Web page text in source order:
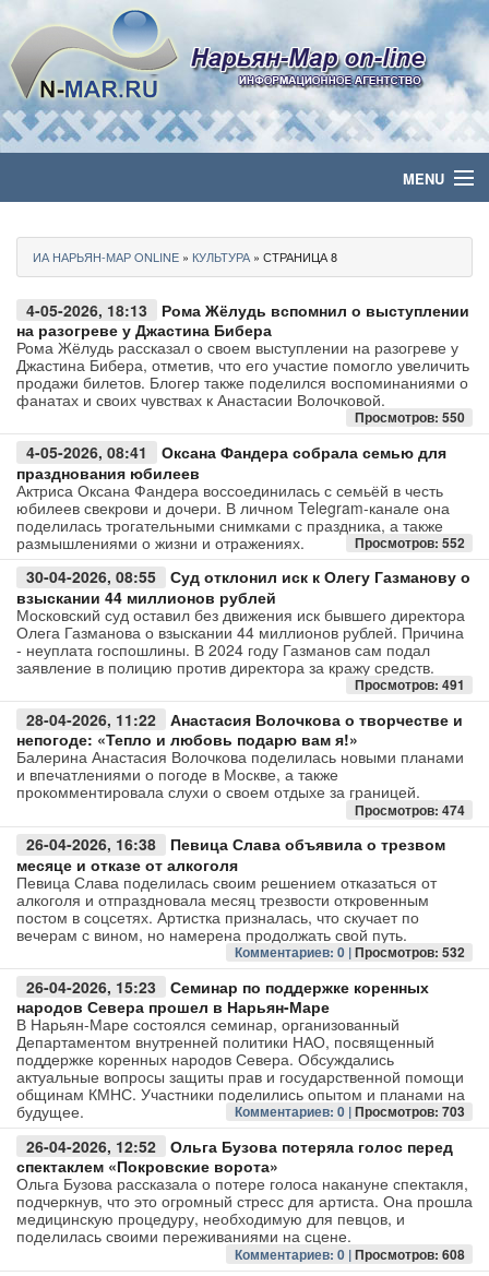
MENU
Политика
Бизнес
Общество
Медиа
Авто
Спорт
Контакты
ИА НАРЬЯН-МАР ONLINE » КУЛЬТУРА » СТРАНИЦА 8
4-05-2026, 18:13
Рома Жёлудь вспомнил о выступлении
на разогреве у Джастина Бибера
Рома Жёлудь рассказал о своем выступлении на разогреве у
Джастина Бибера, отметив, что его участие помогло увеличить
продажи билетов. Блогер также поделился воспоминаниями о
фанатах и своих чувствах к Анастасии Волочковой.
Просмотров: 550
4-05-2026, 08:41
Оксана Фандера собрала семью для
празднования юбилеев
Актриса Оксана Фандера воссоединилась с семьёй в честь
юбилеев свекрови и дочери. В личном Telegram-канале она
поделилась трогательными снимками с праздника, а также
размышлениями о жизни и отражениях.
Просмотров: 552
30-04-2026, 08:55
Суд отклонил иск к Олегу Газманову о
взыскании 44 миллионов рублей
Московский суд оставил без движения иск бывшего директора
Олега Газманова о взыскании 44 миллионов рублей. Причина
- неуплата госпошлины. В 2024 году Газманов сам подал
заявление в полицию против директора за кражу средств.
Просмотров: 491
28-04-2026, 11:22
Анастасия Волочкова о творчестве и
непогоде: «Тепло и любовь подарю вам я!»
Балерина Анастасия Волочкова поделилась новыми планами
и впечатлениями о погоде в Москве, а также
прокомментировала слухи о своем отдыхе за границей.
Просмотров: 474
26-04-2026, 16:38
Певица Слава объявила о трезвом
месяце и отказе от алкоголя
Певица Слава поделилась своим решением отказаться от
алкоголя и отпраздновала месяц трезвости откровенным
постом в соцсетях. Артистка призналась, что скучает по
вечерам с вином, но намерена продолжать свой путь.
Комментариев: 0 |Просмотров: 532
26-04-2026, 15:23
Семинар по поддержке коренных
народов Севера прошел в Нарьян-Маре
В Нарьян-Маре состоялся семинар, организованный
Департаментом внутренней политики НАО, посвященный
поддержке коренных народов Севера. Обсуждались
актуальные вопросы защиты прав и государственной помощи
общинам КМНС. Участники поделились опытом и планами на
будущее.
Комментариев: 0 |Просмотров: 703
26-04-2026, 12:52
Ольга Бузова потеряла голос перед
спектаклем «Покровские ворота»
Ольга Бузова рассказала о потере голоса накануне спектакля,
подчеркнув, что это огромный стресс для артиста. Она прошла
медицинскую процедуру, необходимую для певцов, и
поделилась своими переживаниями на сцене.
Комментариев: 0 |Просмотров: 608